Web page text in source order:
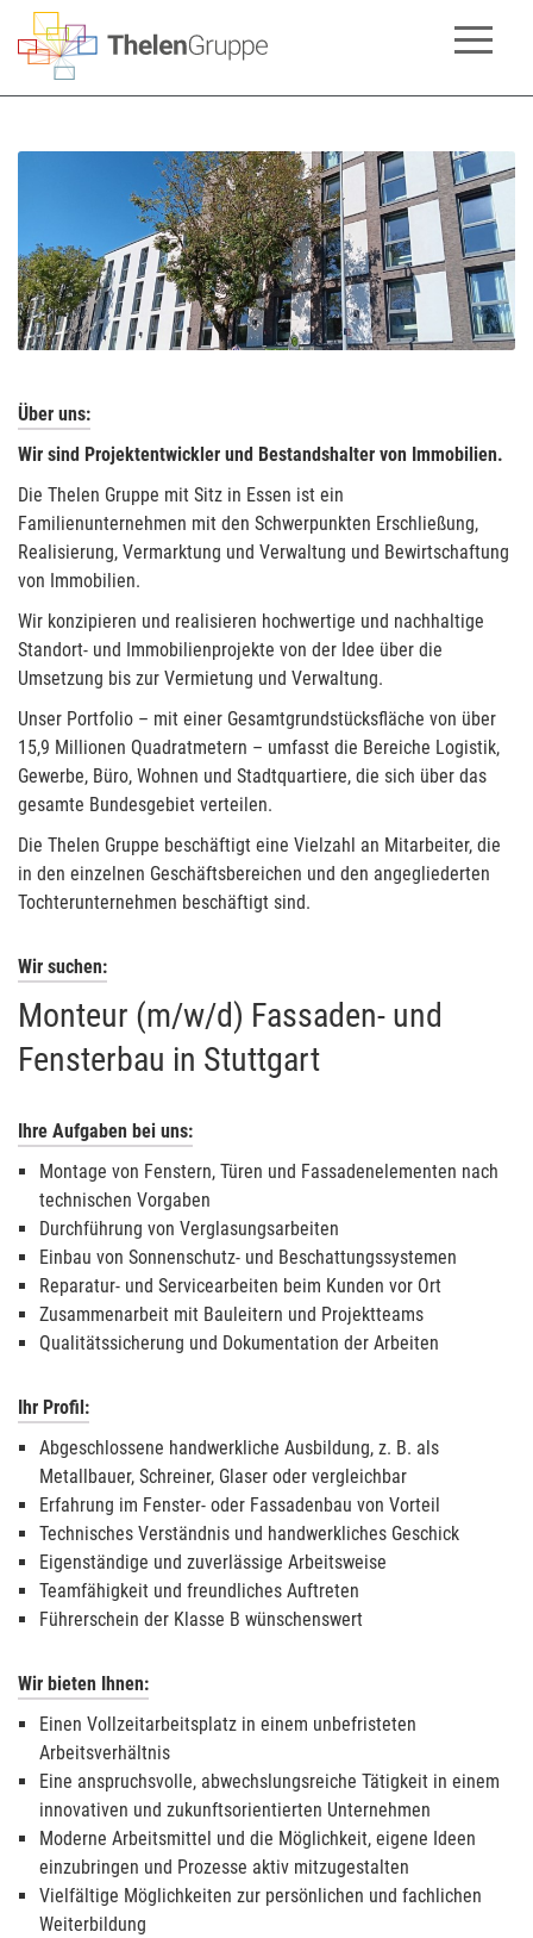
Über uns:
Wir sind Projektentwickler und Bestandshalter von Immobilien.
Die Thelen Gruppe mit Sitz in Essen ist ein
Familienunternehmen mit den Schwerpunkten Erschließung,
Realisierung, Vermarktung und Verwaltung und Bewirtschaftung
von Immobilien.
Wir konzipieren und realisieren hochwertige und nachhaltige
Standort- und Immobilienprojekte von der Idee über die
Umsetzung bis zur Vermietung und Verwaltung.
Unser Portfolio – mit einer Gesamtgrundstücksfläche von über
15,9 Millionen Quadratmetern – umfasst die Bereiche Logistik,
Gewerbe, Büro, Wohnen und Stadtquartiere, die sich über das
gesamte Bundesgebiet verteilen.
Die Thelen Gruppe beschäftigt eine Vielzahl an Mitarbeiter, die
in den einzelnen Geschäftsbereichen und den angegliederten
Tochterunternehmen beschäftigt sind.
Wir suchen:
Monteur (m/w/d) Fassaden- und
Fensterbau in Stuttgart
Ihre Aufgaben bei uns:
Montage von Fenstern, Türen und Fassadenelementen nach
technischen Vorgaben
Durchführung von Verglasungsarbeiten
Einbau von Sonnenschutz- und Beschattungssystemen
Reparatur- und Servicearbeiten beim Kunden vor Ort
Zusammenarbeit mit Bauleitern und Projektteams
Qualitätssicherung und Dokumentation der Arbeiten
Ihr Profil:
Abgeschlossene handwerkliche Ausbildung, z. B. als
Metallbauer, Schreiner, Glaser oder vergleichbar
Erfahrung im Fenster- oder Fassadenbau von Vorteil
Technisches Verständnis und handwerkliches Geschick
Eigenständige und zuverlässige Arbeitsweise
Teamfähigkeit und freundliches Auftreten
Führerschein der Klasse B wünschenswert
Wir bieten Ihnen:
Einen Vollzeitarbeitsplatz in einem unbefristeten
Arbeitsverhältnis
Eine anspruchsvolle, abwechslungsreiche Tätigkeit in einem
innovativen und zukunftsorientierten Unternehmen
Moderne Arbeitsmittel und die Möglichkeit, eigene Ideen
einzubringen und Prozesse aktiv mitzugestalten
Vielfältige Möglichkeiten zur persönlichen und fachlichen
Weiterbildung